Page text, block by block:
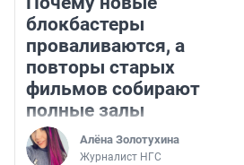
блокбастеры
проваливаются, а
повторы старых
фильмов собирают
полные залы
Алёна Золотухина
Журналист НГС